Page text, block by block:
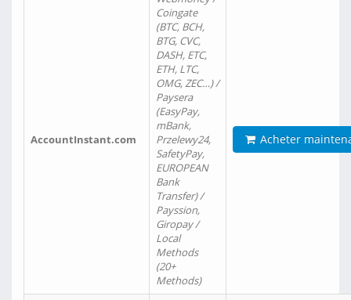
AccountInstant.com
Coingate
(BTC, BCH,
BTG, CVC,
DASH, ETC,
ETH, LTC,
OMG, ZEC…) /
Paysera
(EasyPay,
mBank,
Przelewy24,
SafetyPay,
EUROPEAN
Bank
Transfer) /
Payssion,
Giropay /
Local
Methods
(20+
Methods)
Acheter